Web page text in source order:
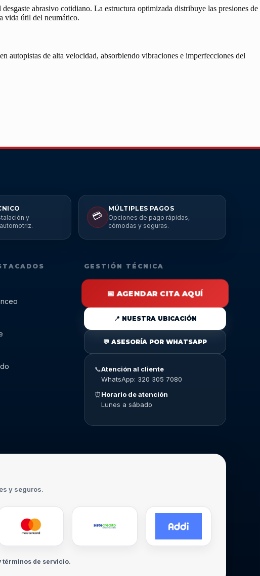
abrasivo cotidiano. La estructura optimizada distribuye las presiones de
vida útil del neumático.
autopistas de alta velocidad, absorbiendo vibraciones e imperfecciones del
y
💳
MÚLTIPLES PAGOS
Opciones de pago rápidas,
cómodas y seguras.
GESTIÓN TÉCNICA
📅 AGENDAR CITA AQUÍ
📍 NUESTRA UBICACIÓN
💬 ASESORÍA POR WHATSAPP
📞Atención al cliente
WhatsApp: 320 305 7080
⏰Horario de atención
Lunes a sábado
y seguros.
términos de servicio.